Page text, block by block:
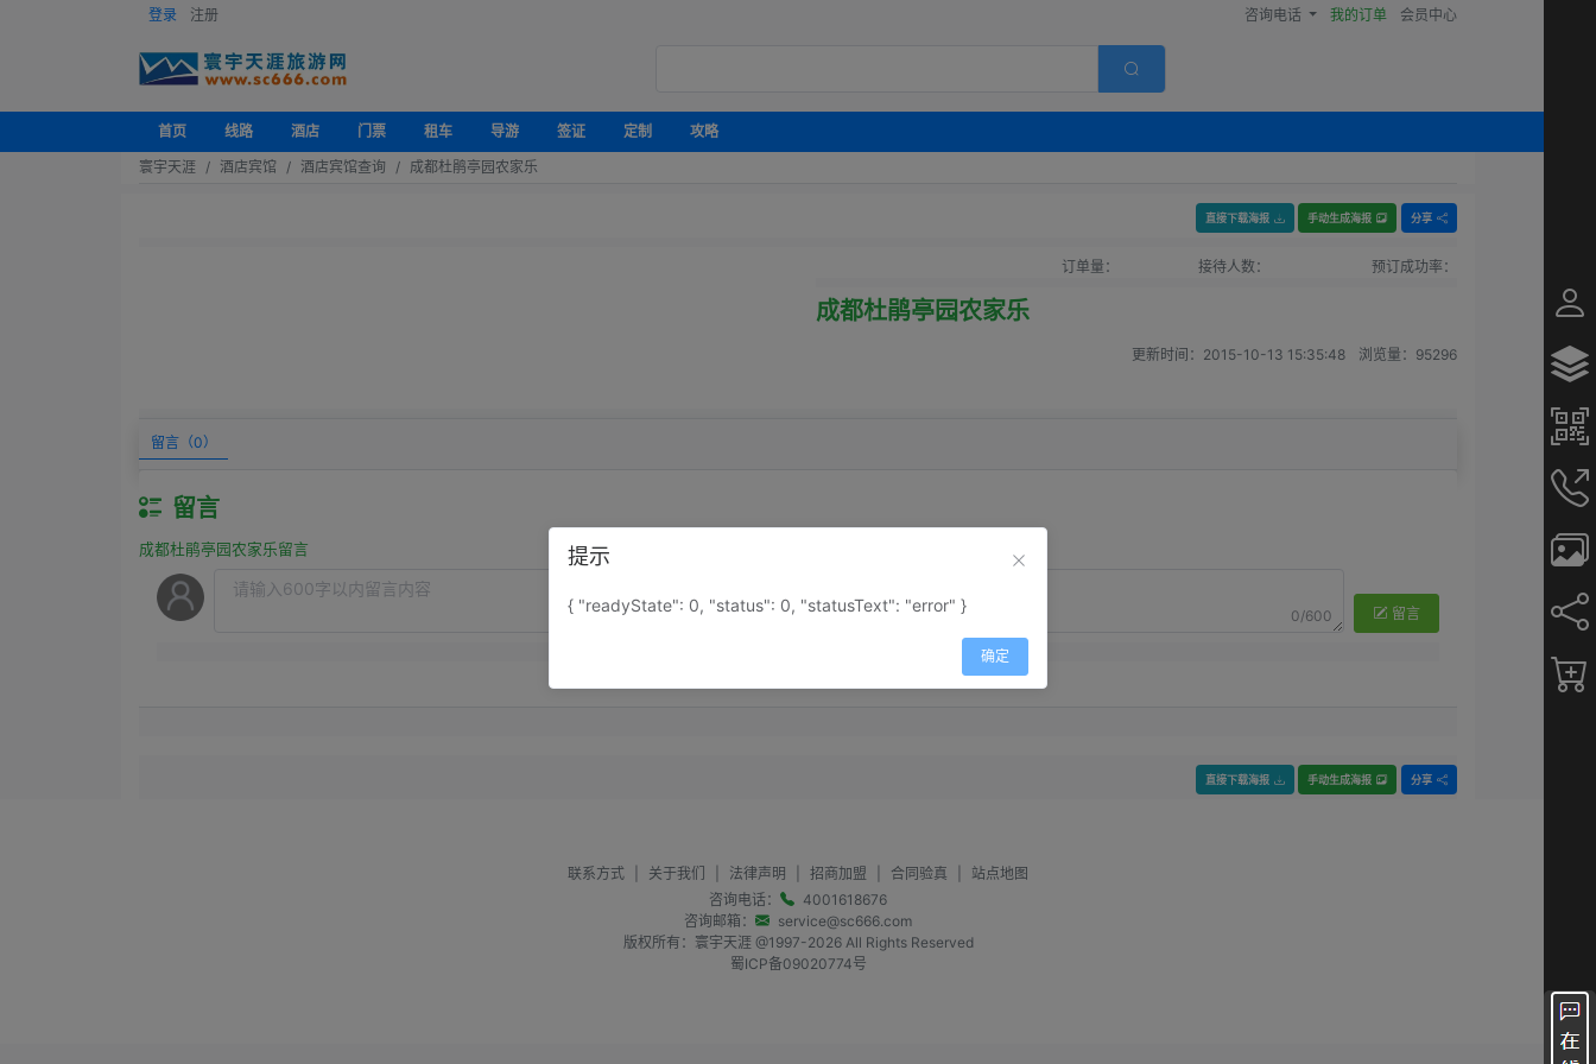
登录 注册 咨询电话 我的订单 会员中心
首页 线路 酒店 门票 租车 导游 签证 定制
攻略
寰宇天涯
酒店宾馆 酒店宾馆查询 成都杜鹃亭园农家乐
直接下载海报 手动生成海报 分享
订单量： 接待人数： 预订成功率：
成都杜鹃亭园农家乐
更新时间： 2015-10-13 15:35:48 浏览量： 95296
留言（0）
留言
成都杜鹃亭园农家乐留言
0/600 留言
直接下载海报 手动生成海报 分享
联系方式 关于我们 法律声明 招商加盟 合同验真
站点地图
咨询电话：
4001618676
咨询邮箱：
service@sc666.com
版权所有：寰宇天涯 @1997-2026All Rights Reserved
蜀ICP备09020774号
提示
{ "readyState": 0, "status": 0, "statusText": "error" }
确定